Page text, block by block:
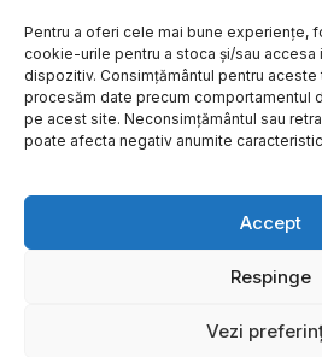
Pentru a oferi cele mai bune experiențe,
cookie-urile pentru a stoca și/sau
dispozitiv. Consimțământul pentru
procesăm date precum comportamentul
pe acest site. Neconsimțământul sau
poate afecta negativ anumite
Accept
Respinge
Vezi
Copyright